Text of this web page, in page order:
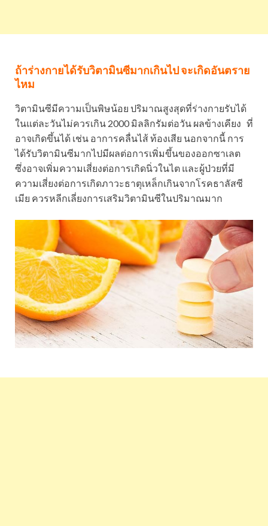
ถ้าร่างกายได้รับวิตามินซีมากเกินไป จะเกิดอันตราย
ไหม
วิตามินซีมีความเป็นพิษน้อย ปริมาณสูงสุดที่ร่างกายรับได้
ในแต่ละวันไม่ควรเกิน 2000 มิลลิกรัมต่อวัน ผลข้างเคียง ที่
อาจเกิดขึ้นได้ เช่น อาการคลื่นไส้ ท้องเสีย นอกจากนี้ การ
ได้รับวิตามินซีมากไปมีผลต่อการเพิ่มขึ้นของออกซาเลต
ซึ่งอาจเพิ่มความเสี่ยงต่อการเกิดนิ่วในไต และผู้ป่วยที่มี
ความเสี่ยงต่อการเกิดภาวะธาตุเหล็กเกินจากโรคธาลัสซี
เมีย ควรหลีกเลี่ยงการเสริมวิตามินซีในปริมาณมาก